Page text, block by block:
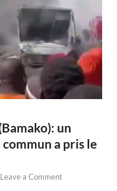
un
a pris le
Leave a Comment